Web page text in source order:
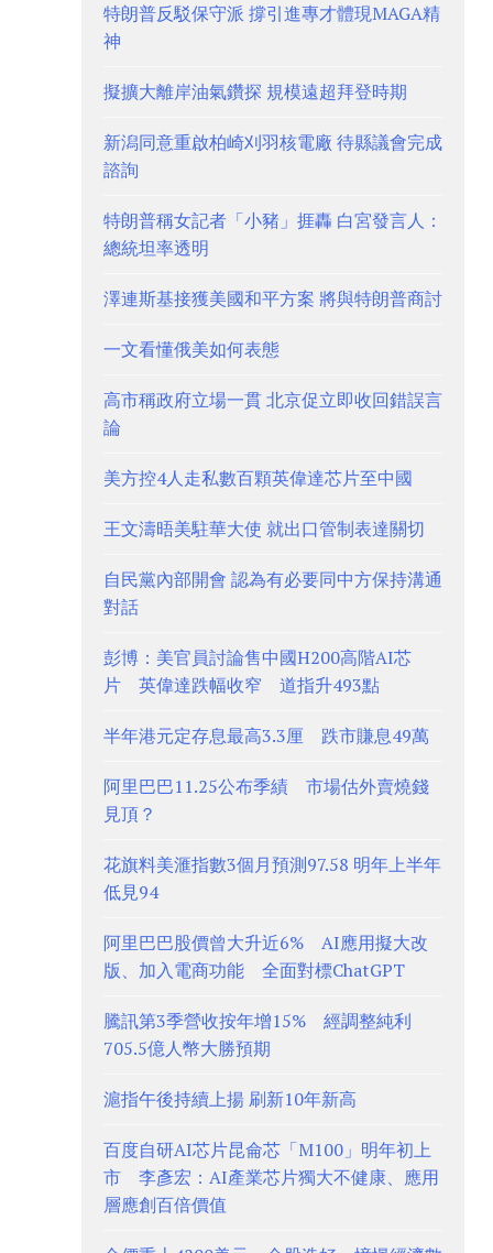
特朗普反駁保守派 撐引進專才體現MAGA精
神
擬擴大離岸油氣鑽探 規模遠超拜登時期
新潟同意重啟柏崎刈羽核電廠 待縣議會完成
諮詢
特朗普稱女記者「小豬」捱轟 白宮發言人：
總統坦率透明
澤連斯基接獲美國和平方案 將與特朗普商討
一文看懂俄美如何表態
高市稱政府立場一貫 北京促立即收回錯誤言
論
美方控4人走私數百顆英偉達芯片至中國
王文濤晤美駐華大使 就出口管制表達關切
自民黨內部開會 認為有必要同中方保持溝通
對話
彭博：美官員討論售中國H200高階AI芯
片 英偉達跌幅收窄 道指升493點
半年港元定存息最高3.3厘 跌市賺息49萬
阿里巴巴11.25公布季績 市場估外賣燒錢
見頂？
花旗料美滙指數3個月預測97.58 明年上半年
低見94
阿里巴巴股價曾大升近6% AI應用擬大改
版、加入電商功能 全面對標ChatGPT
騰訊第3季營收按年增15% 經調整純利
705.5億人幣大勝預期
滬指午後持續上揚 刷新10年新高
百度自研AI芯片昆侖芯「M100」明年初上
市 李彥宏：AI產業芯片獨大不健康、應用
層應創百倍價值